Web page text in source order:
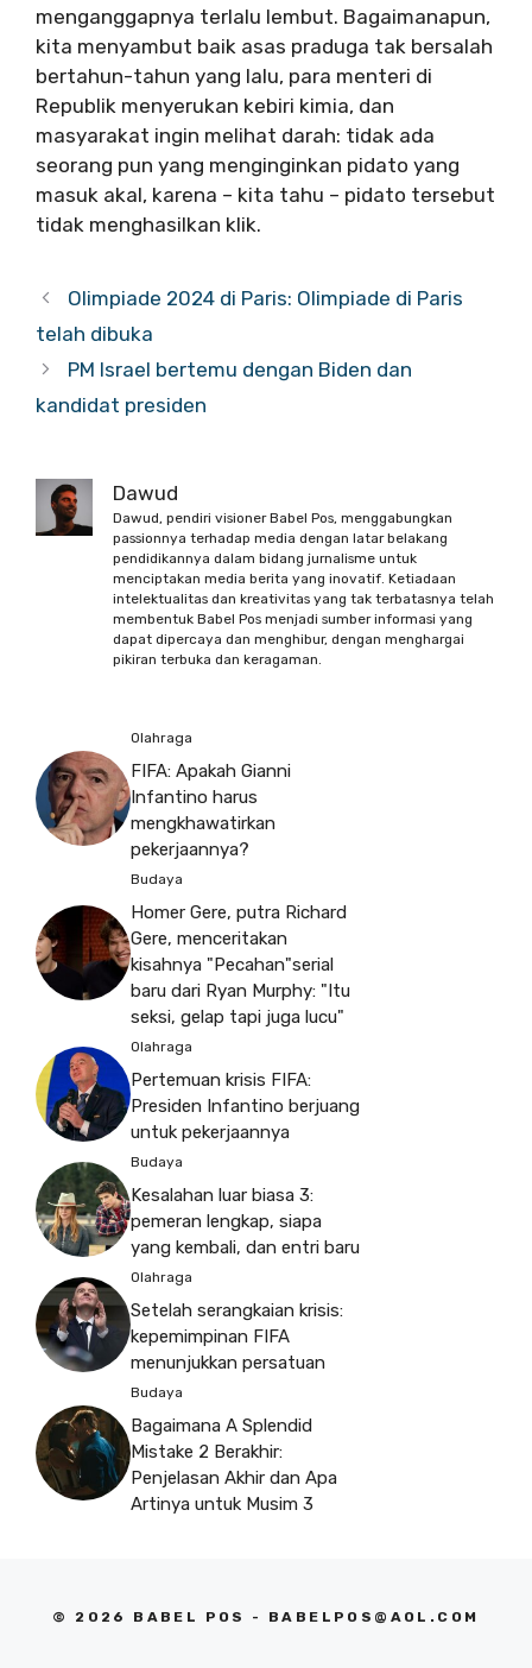
menganggapnya terlalu lembut. Bagaimanapun,
kita menyambut baik asas praduga tak bersalah
bertahun-tahun yang lalu, para menteri di
Republik menyerukan kebiri kimia, dan
masyarakat ingin melihat darah: tidak ada
seorang pun yang menginginkan pidato yang
masuk akal, karena – kita tahu – pidato tersebut
tidak menghasilkan klik.
Olimpiade 2024 di Paris: Olimpiade di Paris
telah dibuka
PM Israel bertemu dengan Biden dan
kandidat presiden
Dawud
Dawud, pendiri visioner Babel Pos, menggabungkan
passionnya terhadap media dengan latar belakang
pendidikannya dalam bidang jurnalisme untuk
menciptakan media berita yang inovatif. Ketiadaan
intelektualitas dan kreativitas yang tak terbatasnya telah
membentuk Babel Pos menjadi sumber informasi yang
dapat dipercaya dan menghibur, dengan menghargai
pikiran terbuka dan keragaman.
Olahraga
FIFA: Apakah Gianni
Infantino harus
mengkhawatirkan
pekerjaannya?
Budaya
Homer Gere, putra Richard
Gere, menceritakan
kisahnya "Pecahan"serial
baru dari Ryan Murphy: "Itu
seksi, gelap tapi juga lucu"
Olahraga
Pertemuan krisis FIFA:
Presiden Infantino berjuang
untuk pekerjaannya
Budaya
Kesalahan luar biasa 3:
pemeran lengkap, siapa
yang kembali, dan entri baru
Olahraga
Setelah serangkaian krisis:
kepemimpinan FIFA
menunjukkan persatuan
Budaya
Bagaimana A Splendid
Mistake 2 Berakhir:
Penjelasan Akhir dan Apa
Artinya untuk Musim 3
© 2026 BABEL POS - BABELPOS@AOL.COM